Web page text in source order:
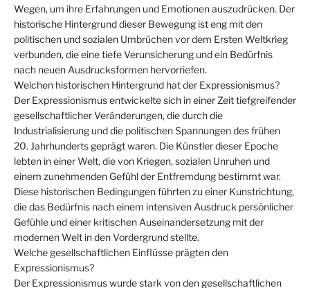
Wegen, um ihre Erfahrungen und Emotionen auszudrücken. Der
historische Hintergrund dieser Bewegung ist eng mit den
politischen und sozialen Umbrüchen vor dem Ersten Weltkrieg
verbunden, die eine tiefe Verunsicherung und ein Bedürfnis
nach neuen Ausdrucksformen hervorriefen.
Welchen historischen Hintergrund hat der Expressionismus?
Der Expressionismus entwickelte sich in einer Zeit tiefgreifender
gesellschaftlicher Veränderungen, die durch die
Industrialisierung und die politischen Spannungen des frühen
20. Jahrhunderts geprägt waren. Die Künstler dieser Epoche
lebten in einer Welt, die von Kriegen, sozialen Unruhen und
einem zunehmenden Gefühl der Entfremdung bestimmt war.
Diese historischen Bedingungen führten zu einer Kunstrichtung,
die das Bedürfnis nach einem intensiven Ausdruck persönlicher
Gefühle und einer kritischen Auseinandersetzung mit der
modernen Welt in den Vordergrund stellte.
Welche gesellschaftlichen Einflüsse prägten den
Expressionismus?
Der Expressionismus wurde stark von den gesellschaftlichen